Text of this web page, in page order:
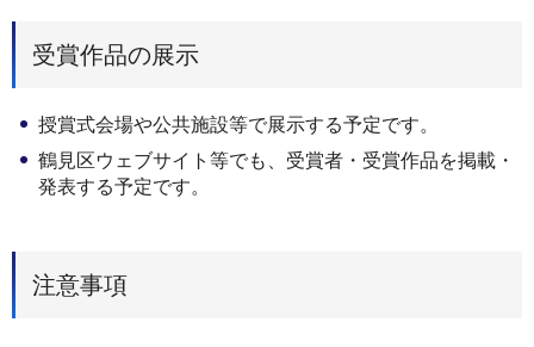
受賞作品の展示
授賞式会場や公共施設等で展示する予定です。
鶴見区ウェブサイト等でも、受賞者・受賞作品を掲載・
発表する予定です。
注意事項